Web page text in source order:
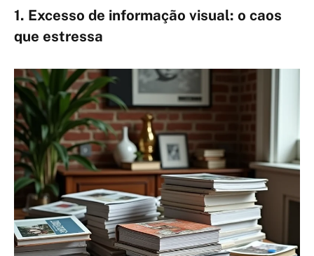
1. Excesso de informação visual: o caos
que estressa